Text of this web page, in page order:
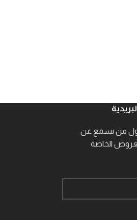
من يسمع عن
الخاصة